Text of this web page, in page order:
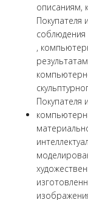
описаниям,
Покупателя
,
Покупателя